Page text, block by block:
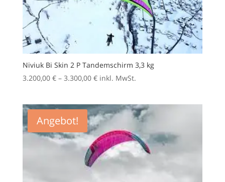
Niviuk Bi Skin 2 P Tandemschirm 3,3 kg
3.200,00 € – 3.300,00 €Preisspanne:
3.300,00 €
inkl. MwSt.
Angebot!